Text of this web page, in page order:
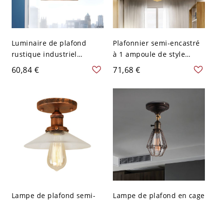
Luminaire de plafond
rustique industriel
métallique à 1 lumière
avec abat-jour conique
60,84 €
Plafonnier semi-encastré
à 1 ampoule de style
vintage pour restaurant
avec abat-jour en verre
opale en forme de cône
71,68 €
Lampe de plafond semi-
Lampe de plafond en cage